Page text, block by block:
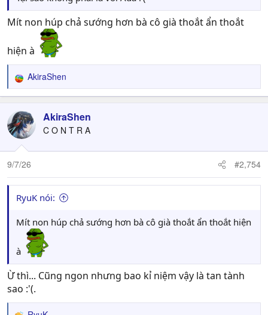
Mít non húp chả sướng hơn bà cô già thoắt ẩn thoắt
hiện à
R
e
c
t
i
o
n
s
:
AkiraShen
AkiraShen
C O N T R A
9/7/26 #2,754
RyuK nói:
Mít non húp chả sướng hơn bà cô già thoắt ẩn thoắt hiện
à
Ừ thì... Cũng ngon nhưng bao kỉ niệm vậy là tan tành
sao :'(.